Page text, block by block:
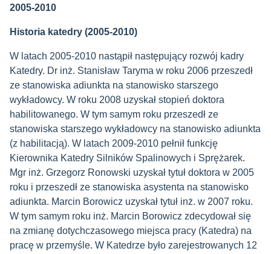
2005-2010
Historia katedry (2005-2010)
W latach 2005-2010 nastąpił następujący rozwój kadry
Katedry. Dr inż. Stanisław Taryma w roku 2006 przeszedł
ze stanowiska adiunkta na stanowisko starszego
wykładowcy. W roku 2008 uzyskał stopień doktora
habilitowanego. W tym samym roku przeszedł ze
stanowiska starszego wykładowcy na stanowisko adiunkta
(z habilitacją). W latach 2009-2010 pełnił funkcję
Kierownika Katedry Silników Spalinowych i Sprężarek.
Mgr inż. Grzegorz Ronowski uzyskał tytuł doktora w 2005
roku i przeszedł ze stanowiska asystenta na stanowisko
adiunkta. Marcin Borowicz uzyskał tytuł inż. w 2007 roku.
W tym samym roku inż. Marcin Borowicz zdecydował się
na zmianę dotychczasowego miejsca pracy (Katedra) na
pracę w przemyśle. W Katedrze było zarejestrowanych 12